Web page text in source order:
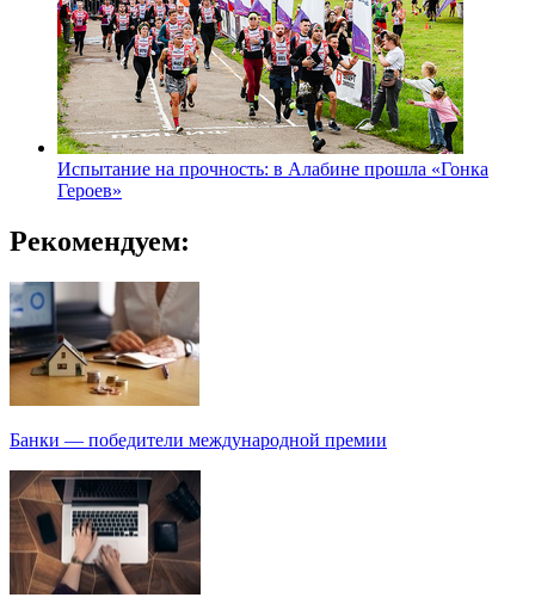
Испытание на прочность: в Алабине прошла «Гонка
Героев»
Рекомендуем:
Банки — победители международной премии